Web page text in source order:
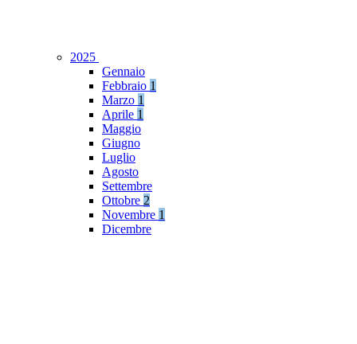
2025
Gennaio
Febbraio 1
Marzo 1
Aprile 1
Maggio
Giugno
Luglio
Agosto
Settembre
Ottobre 2
Novembre 1
Dicembre